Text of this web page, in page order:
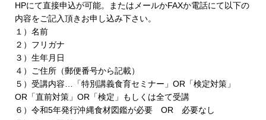
HPにて直接申込が可能。またはメールかFAXか電話にて以下の
内容をご記入頂きお申し込み下さい。
１）名前
２）フリガナ
３）生年月日
４）ご住所（郵便番号から記載）
５）受講内容…「特別講義食育セミナー」OR「検定対策」
OR「直前対策」OR「検定」もしくは全て受講
６）令和5年発行沖縄食材図鑑が必要 OR 必要なし